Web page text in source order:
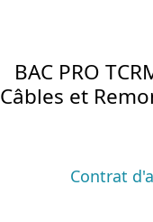
BAC PRO
Câbles et
Contrat